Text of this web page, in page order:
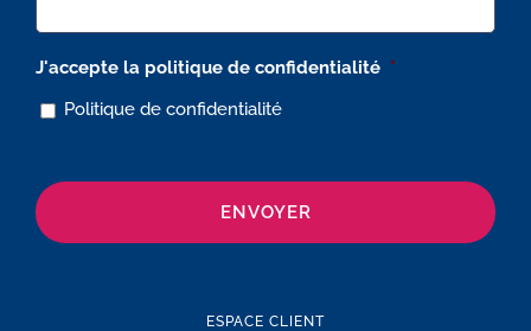
J'accepte la politique de confidentialité *
Politique de confidentialité
ESPACE CLIENT